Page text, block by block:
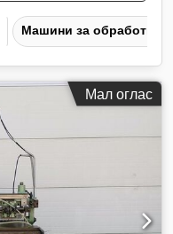
Машини за обработка
Мал оглас